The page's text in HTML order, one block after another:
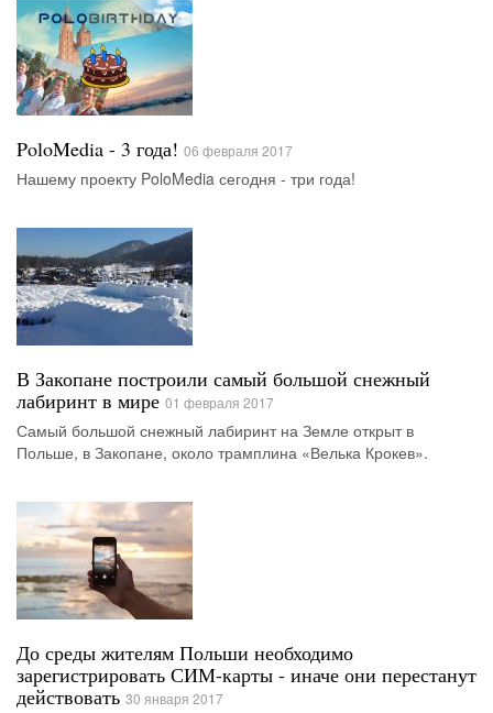
PoloMedia - 3 года! 06 февраля 2017
Нашему проекту PoloMedia сегодня - три года!
В Закопане построили самый большой снежный
лабиринт в мире 01 февраля 2017
Самый большой снежный лабиринт на Земле открыт в
Польше, в Закопане, около трамплина «Велька Крокев».
До среды жителям Польши необходимо
зарегистрировать СИМ-карты - иначе они перестанут
действовать 30 января 2017